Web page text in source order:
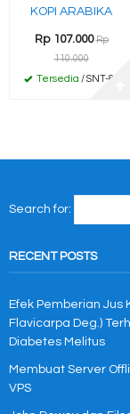
KOPI ARABIKA
Rp 107.000 Rp
110.000
Tersedia / SNT-86
Search for:
RECENT POSTS
Efek Pemberian Jus
Flavicarpa Deg.)
Diabetes Melitus
Membuat Server
VPS